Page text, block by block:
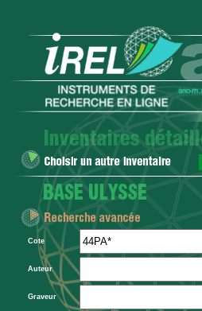
Cote
Auteur
Graveur